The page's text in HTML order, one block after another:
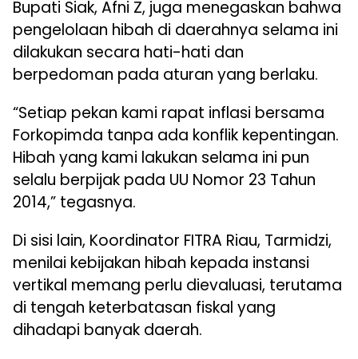
Bupati Siak, Afni Z, juga menegaskan bahwa
pengelolaan hibah di daerahnya selama ini
dilakukan secara hati-hati dan
berpedoman pada aturan yang berlaku.
“Setiap pekan kami rapat inflasi bersama
Forkopimda tanpa ada konflik kepentingan.
Hibah yang kami lakukan selama ini pun
selalu berpijak pada UU Nomor 23 Tahun
2014,” tegasnya.
Di sisi lain, Koordinator FITRA Riau, Tarmidzi,
menilai kebijakan hibah kepada instansi
vertikal memang perlu dievaluasi, terutama
di tengah keterbatasan fiskal yang
dihadapi banyak daerah.